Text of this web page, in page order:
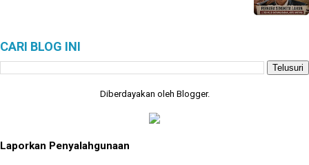
CARI BLOG INI
Diberdayakan oleh Blogger.
Laporkan Penyalahgunaan